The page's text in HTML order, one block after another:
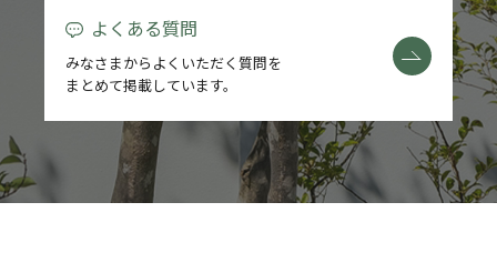
よくある質問
みなさまからよくいただく質問を
まとめて掲載しています。